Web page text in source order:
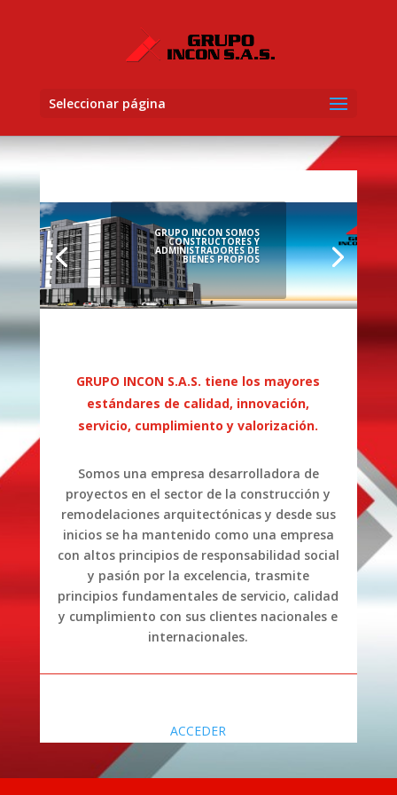
Seleccionar página
GRUPO INCON SOMOS
CONSTRUCTORES Y
ADMINISTRADORES DE
BIENES PROPIOS
GRUPO INCON S.A.S. tiene los mayores
estándares de calidad, innovación,
servicio, cumplimiento y valorización.
Somos una empresa desarrolladora de
proyectos en el sector de la construcción y
remodelaciones arquitectónicas y desde sus
inicios se ha mantenido como una empresa
con altos principios de responsabilidad social
y pasión por la excelencia, trasmite
principios fundamentales de servicio, calidad
y cumplimiento con sus clientes nacionales e
internacionales.
ACCEDER